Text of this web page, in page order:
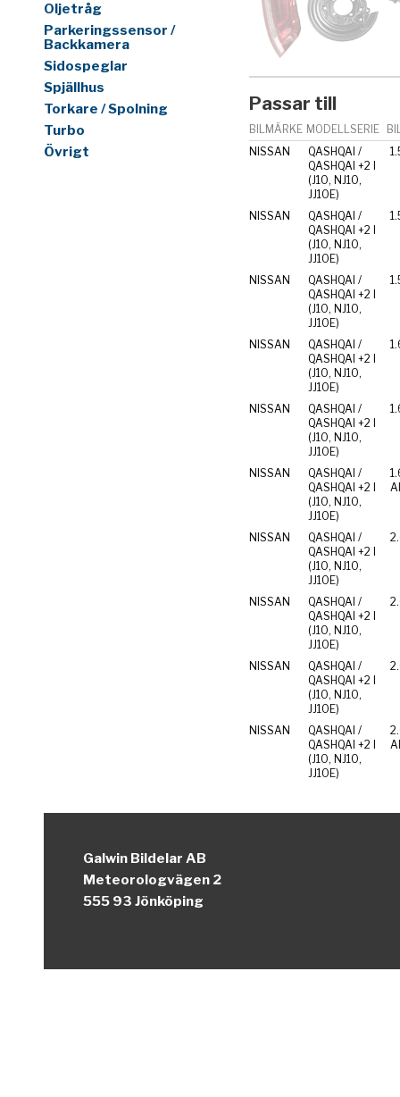
Oljetråg
Parkeringssensor /
Backkamera
Sidospeglar
Spjällhus
Torkare / Spolning
Turbo
Övrigt
Passar till
BILMÄRKE MODELLSERIE
NISSAN
QASHQAI /
QASHQAI +2 I
(J10, NJ10,
JJ10E)
NISSAN
QASHQAI /
QASHQAI +2 I
(J10, NJ10,
JJ10E)
NISSAN
QASHQAI /
QASHQAI +2 I
(J10, NJ10,
JJ10E)
NISSAN
QASHQAI /
QASHQAI +2 I
(J10, NJ10,
JJ10E)
NISSAN
QASHQAI /
QASHQAI +2 I
(J10, NJ10,
JJ10E)
NISSAN
QASHQAI /
QASHQAI +2 I
(J10, NJ10,
JJ10E)
NISSAN
QASHQAI /
QASHQAI +2 I
(J10, NJ10,
JJ10E)
NISSAN
QASHQAI /
QASHQAI +2 I
(J10, NJ10,
JJ10E)
NISSAN
QASHQAI /
QASHQAI +2 I
(J10, NJ10,
JJ10E)
NISSAN
QASHQAI /
QASHQAI +2 I
(J10, NJ10,
JJ10E)
Galwin Bildelar AB
Meteorologvägen 2
555 93 Jönköping